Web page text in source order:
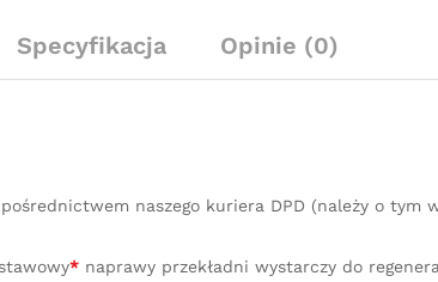
Nowa
Listwa
Specyfikacja Opinie (0)
naszego kuriera DPD (należy o tym
* naprawy przekładni wystarczy do